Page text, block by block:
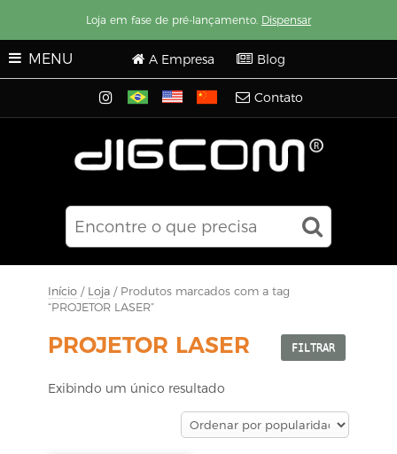
Loja em fase de pré-lançamento. Dispensar
MENU A Empresa Blog
Contato
Início / Loja / Produtos marcados com a tag
“PROJETOR LASER”
PROJETOR LASER FILTRAR
Exibindo um único resultado